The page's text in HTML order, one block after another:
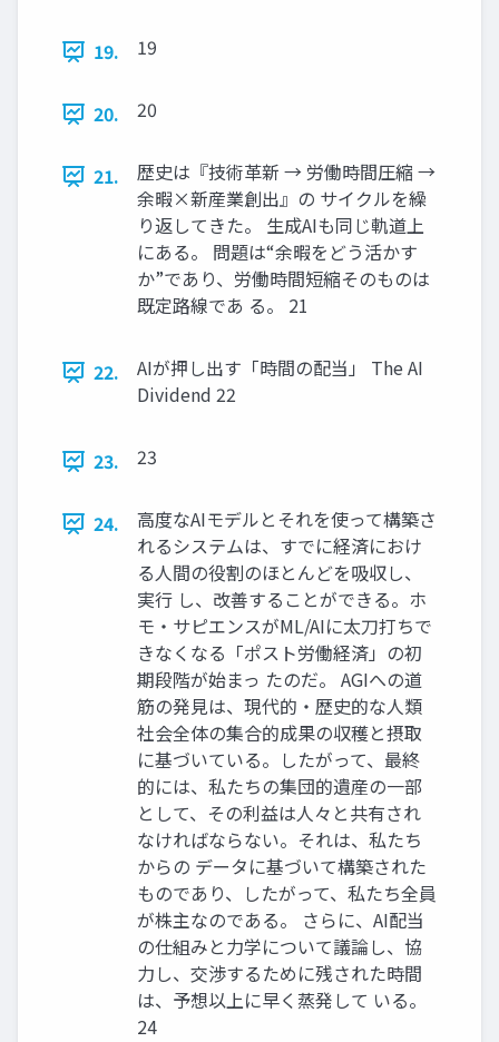
19. 19
20. 20
21.
歴史は『技術革新 → 労働時間圧縮 →
余暇×新産業創出』の サイクルを繰
り返してきた。 生成AIも同じ軌道上
にある。 問題は“余暇をどう活かす
か”であり、労働時間短縮そのものは
既定路線であ る。 21
22.
AIが押し出す「時間の配当」 The AI
Dividend 22
23. 23
24.
高度なAIモデルとそれを使って構築さ
れるシステムは、すでに経済におけ
る人間の役割のほとんどを吸収し、
実行 し、改善することができる。ホ
モ・サピエンスがML/AIに太刀打ちで
きなくなる「ポスト労働経済」の初
期段階が始まっ たのだ。 AGIへの道
筋の発見は、現代的・歴史的な人類
社会全体の集合的成果の収穫と摂取
に基づいている。したがって、最終
的には、私たちの集団的遺産の一部
として、その利益は人々と共有され
なければならない。それは、私たち
からの データに基づいて構築された
ものであり、したがって、私たち全員
が株主なのである。 さらに、AI配当
の仕組みと力学について議論し、協
力し、交渉するために残された時間
は、予想以上に早く蒸発して いる。
24